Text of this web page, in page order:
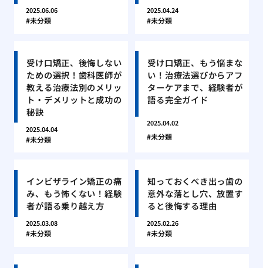
2025.06.06
未分類
2025.04.24
未分類
受け口矯正、後悔しない
ための選択！歯科医師が
教える治療法別のメリッ
ト・デメリットと成功の
秘訣
2025.04.04
未分類
受け口矯正、もう悩まな
い！治療法選びからアフ
ターケアまで、経験者が
語る完全ガイド
2025.04.02
未分類
インビザライン矯正の痛
み、もう怖くない！経験
者が語る乗り越え方
2025.03.08
未分類
知っておくべき出っ歯の
意外な落とし穴、放置す
ると後悔する理由
2025.02.26
未分類